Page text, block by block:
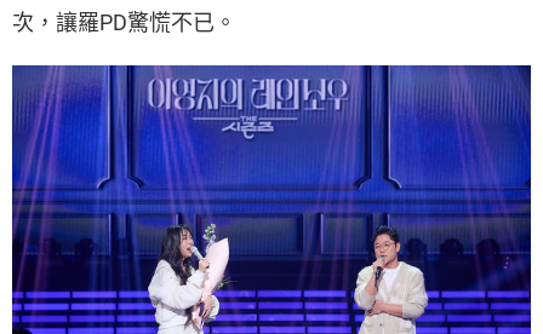
次，讓羅PD驚慌不已。